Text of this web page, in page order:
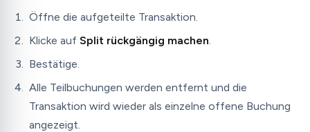
Öffne die aufgeteilte Transaktion.
Klicke auf Split rückgängig machen.
Bestätige.
Alle Teilbuchungen werden entfernt und die
Transaktion wird wieder als einzelne offene Buchung
angezeigt.